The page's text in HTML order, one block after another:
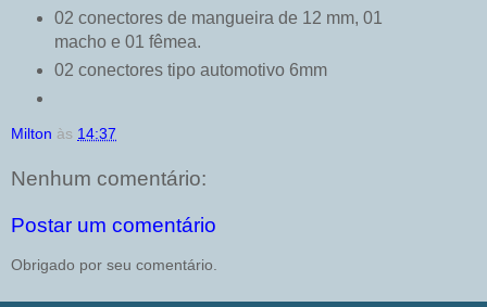
02 conectores de mangueira de 12 mm, 01
macho e 01 fêmea.
02 conectores tipo automotivo 6mm
Milton às 14:37
Nenhum comentário:
Postar um comentário
Obrigado por seu comentário.